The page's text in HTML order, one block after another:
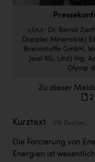
ERLUS AG
everfield
Firmenradl
Fristads Austria
HIG Infomotion Group
IFE Austria GmbH
Immotech
INTERSPAR
v.l.n.r.: Dr. Bernd
Doppler Mineralöle)
Brennstoffe GmbH,
Jessl KG, Linz) Ing.
Olymp
Zu dieser
Kurztext 219 Zeichen
Die Forcierung von
Energien ist